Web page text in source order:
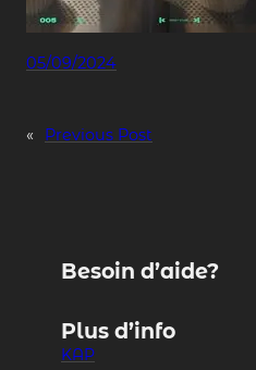
05/09/2024
« Previous Post
Besoin d’aide?
Plus d’info
KAP